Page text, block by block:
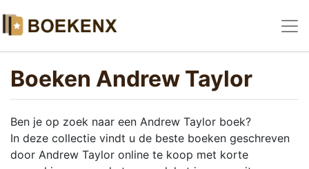
Boeken Andrew Taylor
Ben je op zoek naar een Andrew Taylor boek?
In deze collectie vindt u de beste boeken geschreven
door Andrew Taylor online te koop met korte